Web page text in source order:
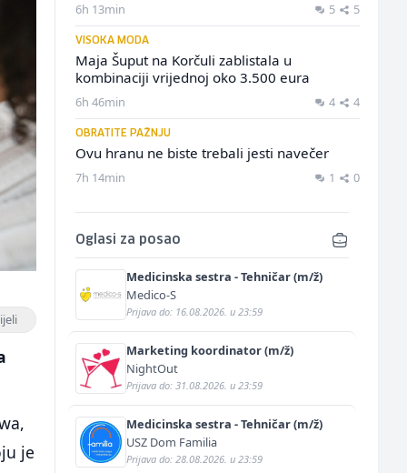
je
6h 13min 5 5
VISOKA MODA
Maja Šuput na Korčuli zablistala u
kombinaciji vrijednoj oko 3.500 eura
6h 46min 4 4
OBRATITE PAŽNJU
Ovu hranu ne biste trebali jesti navečer
7h 14min 1 0
Oglasi za posao
Medicinska sestra - Tehničar (m/ž)
Medico-S
Prijava do: 16.08.2026. u 23:59
Marketing koordinator (m/ž)
NightOut
Prijava do: 31.08.2026. u 23:59
Medicinska sestra - Tehničar (m/ž)
USZ Dom Familia
Prijava do: 28.08.2026. u 23:59